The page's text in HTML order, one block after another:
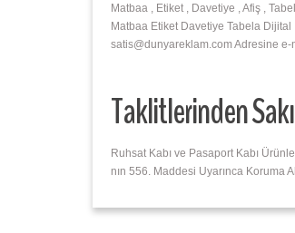
Matbaa , Etiket , Davetiye , Afiş ,
Matbaa Etiket Davetiye Tabela
satis@dunyareklam.com Adresine
Taklitlerinden
Ruhsat Kabı ve Pasaport Kabı
nın 556. Maddesi Uyarınca Koruma